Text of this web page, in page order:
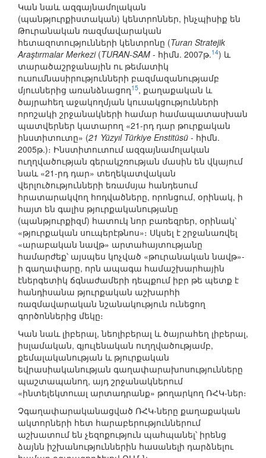
Կան նաև ազգայնամոլական
(պանթյուրքիստական) կենտրոններ, ինչպիսիք են
Թուրանական ռազմավարական
հետազոտությունների կենտրոնը (Turan Stratejik
Araştırmalar Merkezi(TURAN-SAM - հիմն. 2007թ.14) և
տարածաշրջանային ու թեմատիկ
ուսումնասիրությունների բազմազանությամբ
մյուսներից առանձնացող15, քաղաքական և
ծայրահեղ աջակողմյան կուսակցությունների
որոշակի շրջանակների համար համապատասխան
պատվերներ կատարող «21-րդ դար թուրքական
ինստիտուտը» (21 Yüzyıl Türkiye Enstitüsü - հիմն.
2005թ.)։ Ինստիտուտում ազգայնամոլական
ուղղվածության գերակշռության մասին են վկայում
նաև «21-րդ դար» տեղեկատվական
վերլուծությունների եռամսյա հանդեսում
հրատարակվող հոդվածները, որոնցում, օրինակ, ի
հայտ են գալիս թյուրքականությանը
(պանթյուրքիզմ) հատուկ նոր բառեզրեր, օրինակ՝
«թյուրքական սուպերէթնոս»։ Սկսել է շրջանառվել
«արաբական նավթ» արտահայտությանը
համարժեք՝ այսպես կոչված «թուրանական նավթ»-
ի գաղափարը, որն ապագա համաշխարհային
էներգետիկ ճգնաժամերի դեպքում իբր թե պետք է
հանդիսանա թյուրքական աշխարհի
ռազմավարական նշանակություն ունեցող
գործոններից մեկը։
Կան նաև լիբերալ, նեոլիբերալ և ծայրահեղ լիբերալ,
իսլամական, գյուլենական ուղղվածությամբ,
քեմալականության և թյուրքական
եվրասիականության գաղափարախոսությունները
պաշտապանող, այդ շրջանակներում
«ինտելեկտուալ արտադրանք» թողարկող ՌՀԿ-ներ։
Չգաղափարականացված ՌՀԿ-ները քաղաքական
ակտորների հետ հարաբերություններում
աշխատում են չեզոքություն պահպանել՝ իրենց
ձայնն իշխանություններին հասանելի դարձնելու